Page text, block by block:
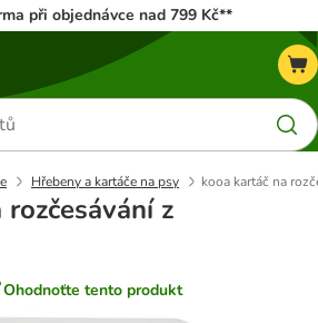
při objednávce nad 799 Kč**
Hřebeny a kartáče na psy kooa kartáč na
z
Ohodnoťte tento produkt